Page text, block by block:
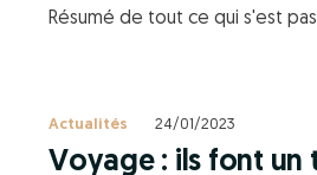
Résumé de tout ce qui s'est
Actualités 24/01/2023
Voyage : ils font un